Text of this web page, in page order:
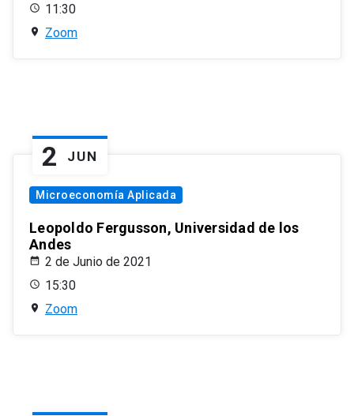
11:30
Zoom
2 JUN
Microeconomía Aplicada
Leopoldo Fergusson, Universidad de los
Andes
2 de Junio de 2021
15:30
Zoom